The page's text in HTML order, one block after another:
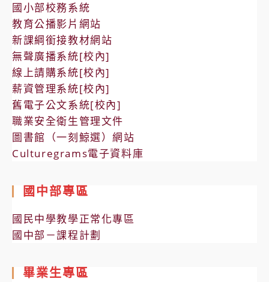
國小部校務系統
教育公播影片網站
新課綱銜接教材網站
無聲廣播系統[校內]
線上請購系統[校內]
薪資管理系統[校內]
舊電子公文系統[校內]
職業安全衛生管理文件
圖書館（一刻鯨選）網站
Culturegrams電子資料庫
國中部專區
國民中學教學正常化專區
國中部－課程計劃
畢業生專區